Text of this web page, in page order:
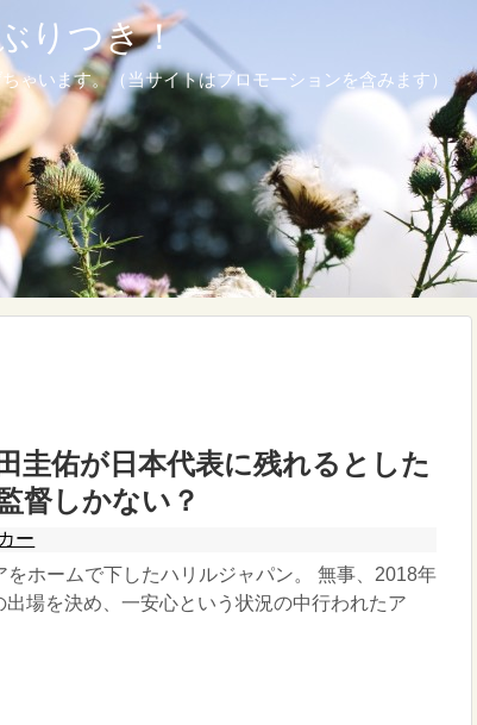
りつき！
ゃいます。（当サイトはプロモーションを含みます）
圭佑が日本代表に残れるとした
督しかない？
ー
をホームで下したハリルジャパン。 無事、2018年
場を決め、一安心という状況の中行われたア